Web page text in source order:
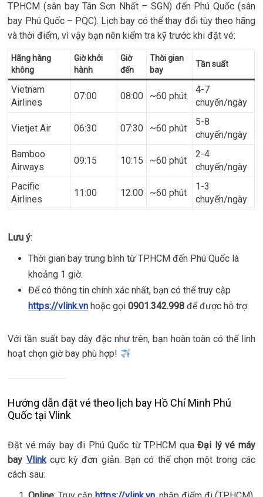
TP.HCM (sân bay Tân Sơn Nhất – SGN) đến Phú Quốc (sân
bay Phú Quốc – PQC). Lịch bay có thể thay đổi tùy theo hãng
và thời điểm, vì vậy bạn nên kiểm tra kỹ trước khi đặt vé:
Hãng hàng
không
Giờ khởi
hành
Giờ
đến
Thời gian
bay
Tần suất
Vietnam
Airlines
07:00 08:00 ~60 phút
4-7
chuyến/ngày
Vietjet Air 06:30 07:30 ~60 phút
5-8
chuyến/ngày
Bamboo
Airways
09:15 10:15 ~60 phút
2-4
chuyến/ngày
Pacific
Airlines
11:00 12:00 ~60 phút
1-3
chuyến/ngày
Lưu ý:
Thời gian bay trung bình từ TP.HCM đến Phú Quốc là
khoảng 1 giờ.
Để có thông tin chính xác nhất, bạn có thể truy cập
https://vlink.vn hoặc gọi0901.342.998 để được hỗ trợ.
Với tần suất bay dày đặc như trên, bạn hoàn toàn có thể linh
hoạt chọn giờ bay phù hợp!
Hướng dẫn đặt vé theo lịch bay Hồ Chí Minh Phú
Quốc tại Vlink
Đặt vé máy bay đi Phú Quốc từ TP.HCM quaĐại lý vé máy
bay Vlinkcực kỳ đơn giản. Bạn có thể chọn một trong các
cách sau: